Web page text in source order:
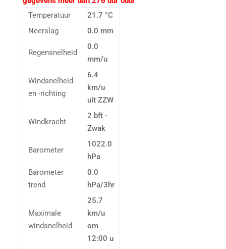
Temperatuur
21.7 °C
Neerslag
0.0 mm
Regensnelheid
0.0
mm/u
Windsnelheid
en -richting
6.4
km/u
uit ZZW
Windkracht
2 bft -
Zwak
Barometer
1022.0
hPa
Barometer
trend
0.0
hPa/3hr
Maximale
windsnelheid
25.7
km/u
om
12:00 u